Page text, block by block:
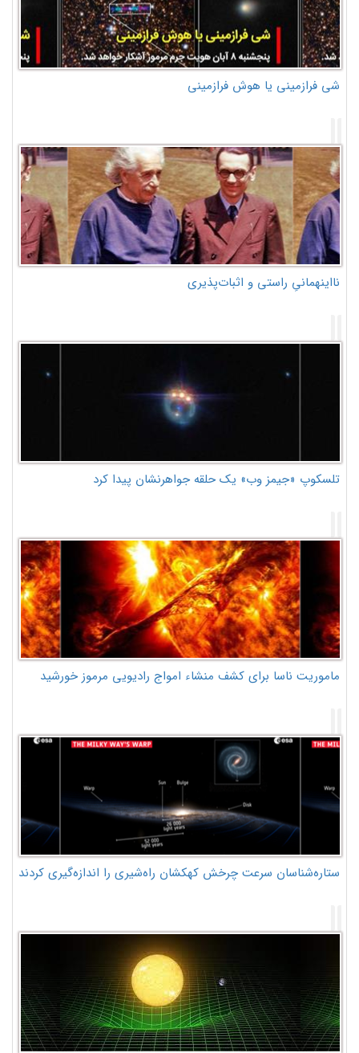
شی فرازمینی یا هوش فرازمینی
نااینهمانیِ راستی و اثبات‌پذیری
تلسکوپ «جیمز وب» یک حلقه جواهرنشان پیدا کرد
ماموریت ناسا برای کشف منشاء امواج رادیویی مرموز خورشید
ستاره‌شناسان سرعت چرخش کهکشان راه‌شیری را اندازه‌گیری کردند